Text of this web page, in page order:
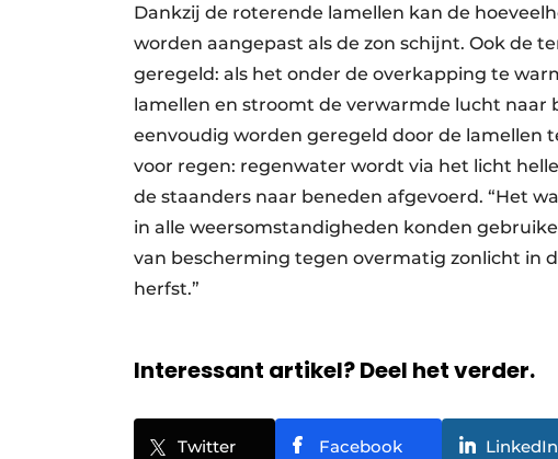
Dankzij de roterende lamellen kan de
worden aangepast als de zon schijnt. Ook de
geregeld: als het onder de overkapping te
lamellen en stroomt de verwarmde lucht naar
eenvoudig worden geregeld door de lamellen
voor regen: regenwater wordt via het licht
de staanders naar beneden afgevoerd. “Het
in alle weersomstandigheden konden
van bescherming tegen overmatig zonlicht in
herfst.”
Interessant artikel? Deel het verder.
Twitter Facebook LinkedIn